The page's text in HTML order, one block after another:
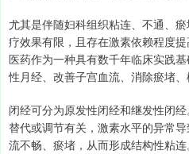
尤其是伴随妇科组织粘连、不通、
疗效果有限，且存在激素依赖程度
医药作为一种具有数千年临床实践
性月经、改善子宫血流、消除瘀堵、
闭经可分为原发性闭经和继发性闭
替代或调节有关，激素水平的异常
流不畅、瘀堵，从而形成结构性粘连